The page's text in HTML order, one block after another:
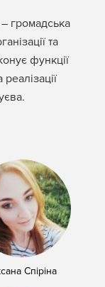
громадська
та
функції
Спіріна